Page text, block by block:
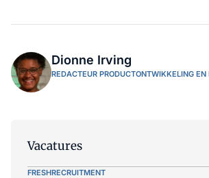
Dionne Irving
REDACTEUR PRODUCTONTWIKKELING
Vacatures
FRESHRECRUITMENT